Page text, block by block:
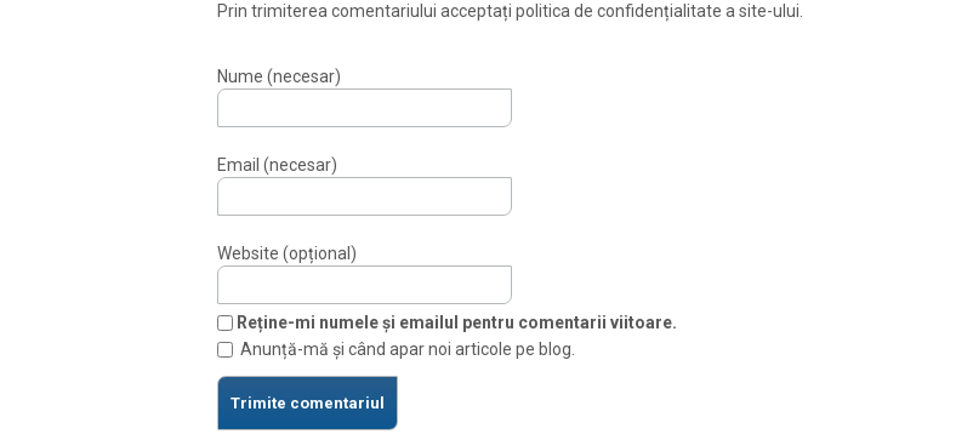
Prin trimiterea comentariului acceptați politica de confidențialitate a site-ului.
Nume (necesar)
Email (necesar)
Website (opțional)
Reține-mi numele și emailul pentru comentarii viitoare.
Anunță-mă și când apar noi articole pe blog.